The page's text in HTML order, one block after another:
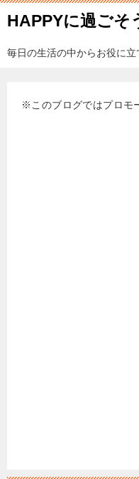
HAPPYに過ごそ
毎日の生活の中からお役に
※このブログではプロモ